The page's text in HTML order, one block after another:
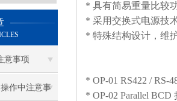
意事项
作中注意事
* 具有简易重量比较
* 采用交换式电源技
* 特殊结构设计，维
* OP-01 RS422 / RS-
* OP-02 Parallel